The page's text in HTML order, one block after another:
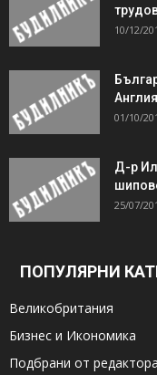
10/12/
Англия
01/10/
Д-р
25/07/
ПОПУЛЯРНИ
Великобритания
Бизнес и Икономика
Подбрани от редактора